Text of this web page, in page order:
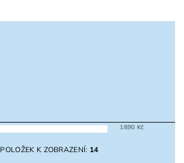
1890 Kč
POLOŽEK K ZOBRAZENÍ: 14